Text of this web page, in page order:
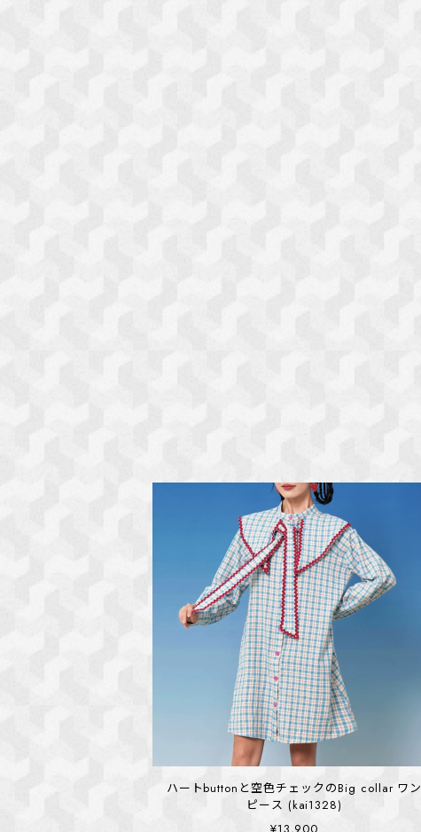
ハートbuttonと空色チェックのBig collar ワン
ピース (kai1328)